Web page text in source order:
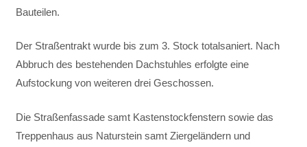
Bauteilen.
Der Straßentrakt wurde bis zum 3. Stock totalsaniert. Nach
Abbruch des bestehenden Dachstuhles erfolgte eine
Aufstockung von weiteren drei Geschossen.
Die Straßenfassade samt Kastenstockfenstern sowie das
Treppenhaus aus Naturstein samt Ziergeländern und